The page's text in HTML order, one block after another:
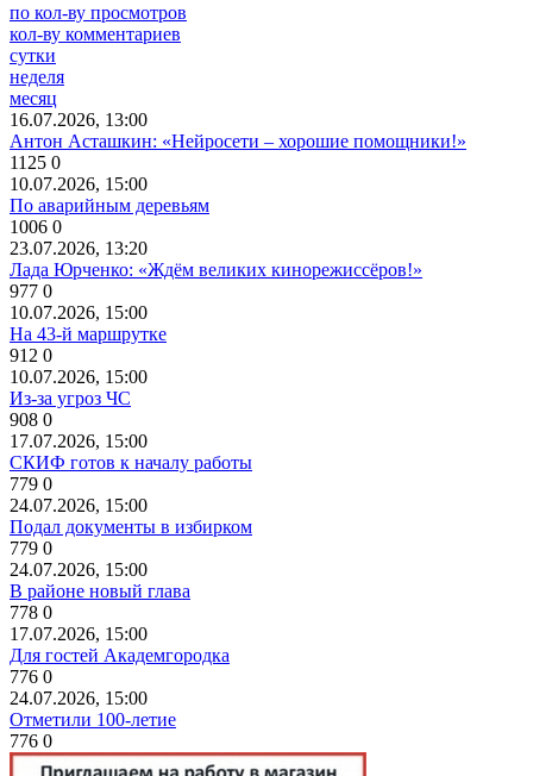
по кол-ву просмотров
кол-ву комментариев
сутки
неделя
месяц
16.07.2026, 13:00
Антон Асташкин: «Нейросети – хорошие помощники!»
1125 0
10.07.2026, 15:00
По аварийным деревьям
1006 0
23.07.2026, 13:20
Лада Юрченко: «Ждём великих кинорежиссёров!»
977 0
10.07.2026, 15:00
На 43-й маршрутке
912 0
10.07.2026, 15:00
Из-за угроз ЧС
908 0
17.07.2026, 15:00
СКИФ готов к началу работы
779 0
24.07.2026, 15:00
Подал документы в избирком
779 0
24.07.2026, 15:00
В районе новый глава
778 0
17.07.2026, 15:00
Для гостей Академгородка
776 0
24.07.2026, 15:00
Отметили 100-летие
776 0